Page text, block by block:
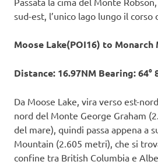
sud-est, l’unico lago lungo il corso
Moose Lake(POI16) to Monarch
Distance: 16.97NM Bearing: 64°
Da Moose Lake, vira verso est-
nord del Monte George Graham
del mare), quindi passa appena a
Mountain (2.605 metri), che si
confine tra British Columbia e